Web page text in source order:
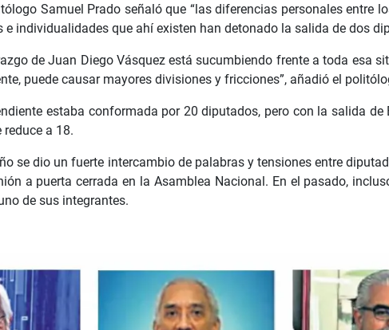
Samuel Prado señaló que “las diferencias personales entre
e individualidades que ahí existen han detonado la salida de dos
de Juan Diego Vásquez está sucumbiendo frente a toda esa
puede causar mayores divisiones y fricciones”, añadió el
estaba conformada por 20 diputados, pero con la salida de
reduce a 18.
se dio un fuerte intercambio de palabras y tensiones entre
a puerta cerrada en la Asamblea Nacional. En el pasado,
de sus integrantes.